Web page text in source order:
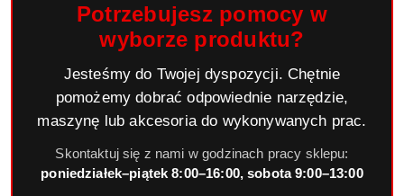
Potrzebujesz pomocy w
wyborze produktu?
Jesteśmy do Twojej dyspozycji. Chętnie
pomożemy dobrać odpowiednie narzędzie,
maszynę lub akcesoria do wykonywanych prac.
Skontaktuj się z nami w godzinach pracy sklepu:
poniedziałek–piątek 8:00–16:00, sobota 9:00–13:00